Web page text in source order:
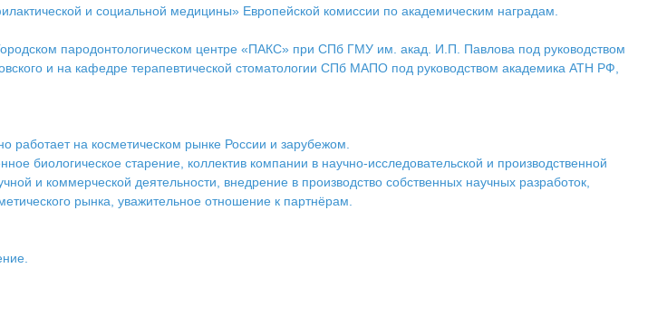
и социальной медицины» Европейской комиссии по академическим наградам.
пародонтологическом центре «ПАКС» при СПб ГМУ им. акад. И.П. Павлова под руководством
и на кафедре терапевтической стоматологии СПб МАПО под руководством академика АТН РФ,
на косметическом рынке России и зарубежом.
биологическое старение, коллектив компании в научно-исследовательской и производственной
и коммерческой деятельности, внедрение в производство собственных научных разработок,
рынка, уважительное отношение к партнёрам.